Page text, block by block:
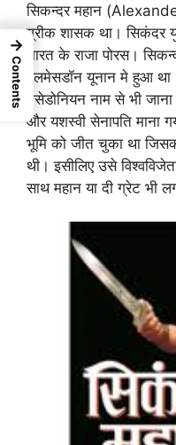
सिकन्दर महान
ग्रीक शासक था। सिकंदर
भारत के राजा पोरस।
पेलमेसडॉन यूनान मे हुआ
मेसेडोनियन नाम से भी
और यशस्वी सेनापति माना
भूमि को जीत चुका था
थी। इसीलिए उसे
साथ महान या दी ग्रेट भी
→
Contents